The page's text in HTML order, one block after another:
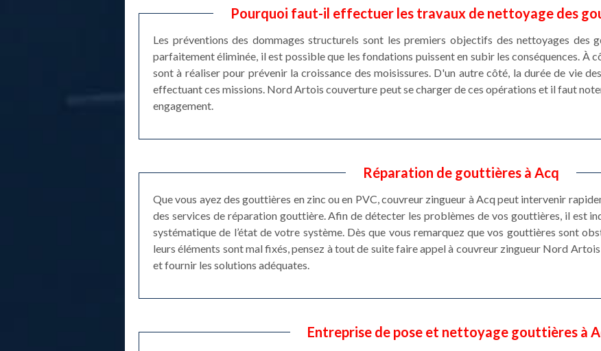
Pourquoi faut-il effectuer les travaux de nettoyage des
Les préventions des dommages structurels sont les premiers objectifs des nettoyages des
parfaitement éliminée, il est possible que les fondations puissent en subir les conséquences. À
sont à réaliser pour prévenir la croissance des moisissures. D'un autre côté, la durée de vie
effectuant ces missions. Nord Artois couverture peut se charger de ces opérations et il faut
engagement.
Réparation de gouttières à Acq
Que vous ayez des gouttières en zinc ou en PVC, couvreur zingueur à Acq peut intervenir
des services de réparation gouttière. Afin de détecter les problèmes de vos gouttières, il est
systématique de l’état de votre système. Dès que vous remarquez que vos gouttières sont
leurs éléments sont mal fixés, pensez à tout de suite faire appel à couvreur zingueur Nord
et fournir les solutions adéquates.
Entreprise de pose et nettoyage gouttières à